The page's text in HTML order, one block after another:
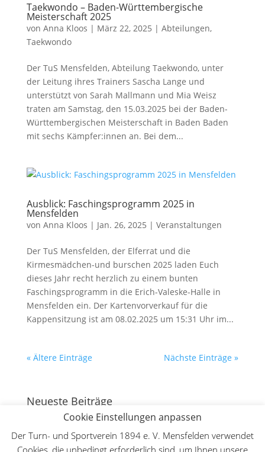
Taekwondo – Baden-Württembergische
Meisterschaft 2025
von Anna Kloos | März 22, 2025 | Abteilungen,
Taekwondo
Der TuS Mensfelden, Abteilung Taekwondo, unter
der Leitung ihres Trainers Sascha Lange und
unterstützt von Sarah Mallmann und Mia Weisz
traten am Samstag, den 15.03.2025 bei der Baden-
Württembergischen Meisterschaft in Baden Baden
mit sechs Kämpfer:innen an. Bei dem...
Ausblick: Faschingsprogramm 2025 in
Mensfelden
von Anna Kloos | Jan. 26, 2025 | Veranstaltungen
Der TuS Mensfelden, der Elferrat und die
Kirmesmädchen-und burschen 2025 laden Euch
dieses Jahr recht herzlich zu einem bunten
Faschingsprogramm in die Erich-Valeske-Halle in
Mensfelden ein. Der Kartenvorverkauf für die
Kappensitzung ist am 08.02.2025 um 15:31 Uhr im...
« Ältere Einträge Nächste Einträge »
Neueste Beiträge
130 Jahre Bergturnfest auf dem Mensfelder Kopf
August 2026
Cookie Einstellungen anpassen
Der Turn- und Sportverein 1894 e. V. Mensfelden verwendet